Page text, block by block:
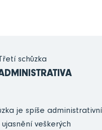
Třetí schůzka
je spíše administrativní
veškerých